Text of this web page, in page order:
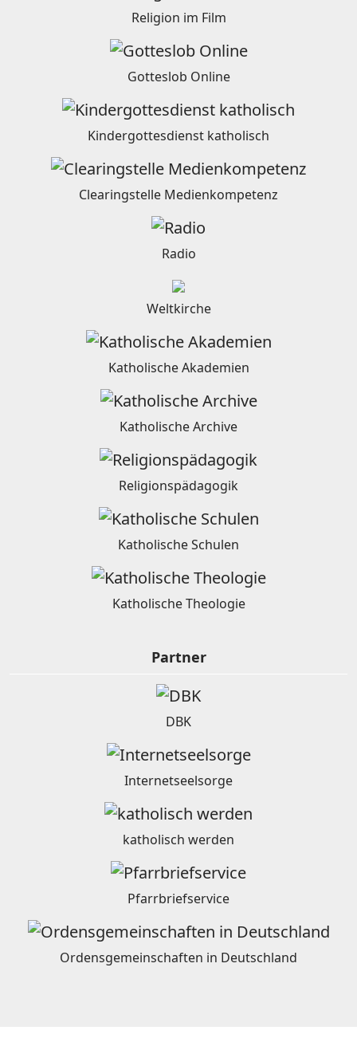
Religion im Film
Gotteslob Online
Kindergottesdienst katholisch
Clearingstelle Medienkompetenz
Radio
Weltkirche
Katholische Akademien
Katholische Archive
Religionspädagogik
Katholische Schulen
Katholische Theologie
Partner
DBK
Internetseelsorge
katholisch werden
Pfarrbriefservice
Ordensgemeinschaften in Deutschland